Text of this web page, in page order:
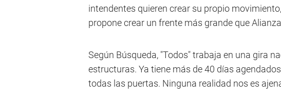
intendentes quieren crear su propio
propone crear un frente más grande que
Según Búsqueda, "Todos" trabaja en una gira
estructuras. Ya tiene más de 40 días
todas las puertas. Ninguna realidad nos es